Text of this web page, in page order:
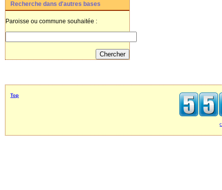
Recherche dans d'autres bases
Paroisse ou commune souhaitée :
Top